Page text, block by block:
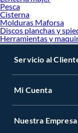
Pesca
Cisterna
Molduras Maforsa
Discos planchas y
Herramientas y
Servicio al
Mi Cuenta
Nuestra Empresa